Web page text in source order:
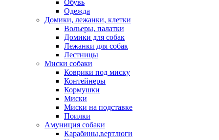
Обувь
Одежда
Домики, лежанки, клетки
Вольеры, палатки
Домики для собак
Лежанки для собак
Лестницы
Миски собаки
Коврики под миску
Контейнеры
Кормушки
Миски
Миски на подставке
Поилки
Амуниция собаки
Карабины,вертлюги